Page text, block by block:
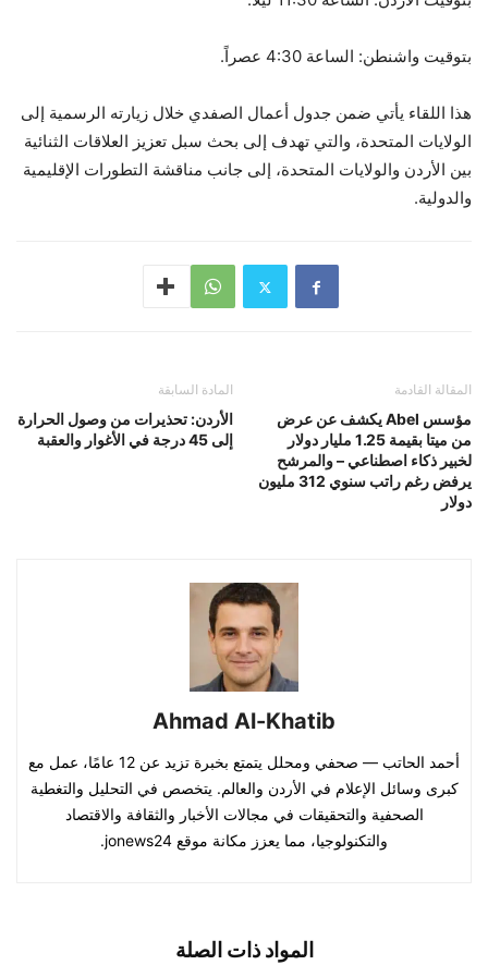
بتوقيت واشنطن: الساعة 4:30 عصراً.
هذا اللقاء يأتي ضمن جدول أعمال الصفدي خلال زيارته الرسمية إلى
الولايات المتحدة، والتي تهدف إلى بحث سبل تعزيز العلاقات الثنائية
بين الأردن والولايات المتحدة، إلى جانب مناقشة التطورات الإقليمية
والدولية.
المادة السابقة
الأردن: تحذيرات من وصول الحرارة
إلى 45 درجة في الأغوار والعقبة
المقالة القادمة
مؤسس Abel يكشف عن عرض
من ميتا بقيمة 1.25 مليار دولار
لخبير ذكاء اصطناعي – والمرشح
يرفض رغم راتب سنوي 312 مليون
دولار
Ahmad Al-Khatib
أحمد الحاتب — صحفي ومحلل يتمتع بخبرة تزيد عن 12 عامًا، عمل مع
كبرى وسائل الإعلام في الأردن والعالم. يتخصص في التحليل والتغطية
الصحفية والتحقيقات في مجالات الأخبار والثقافة والاقتصاد
والتكنولوجيا، مما يعزز مكانة موقع jonews24.
المواد ذات الصلة